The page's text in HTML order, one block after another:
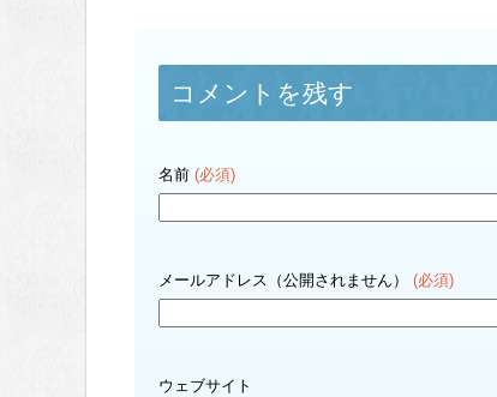
コメントを残す
名前 (必須)
メールアドレス（公開されません） (必須)
ウェブサイト